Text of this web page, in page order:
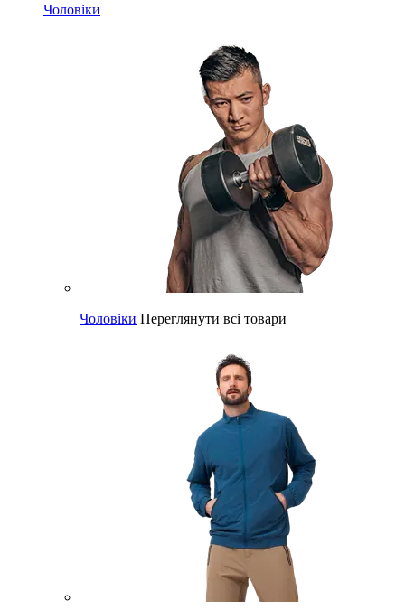
Чоловіки
Чоловіки Переглянути всі товари